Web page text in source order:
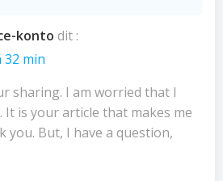
konto dit :
32 min
sharing. I am worried that I
It is your article that makes me
you. But, I have a question,